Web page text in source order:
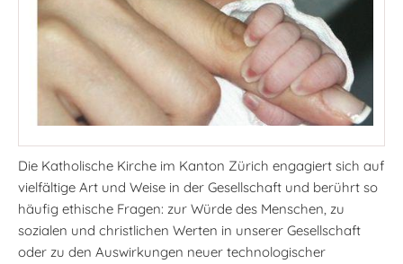
Die Katholische Kirche im Kanton Zürich engagiert sich auf
vielfältige Art und Weise in der Gesellschaft und berührt so
häufig ethische Fragen: zur Würde des Menschen, zu
sozialen und christlichen Werten in unserer Gesellschaft
oder zu den Auswirkungen neuer technologischer